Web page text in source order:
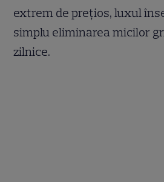
extrem de prețios, luxul
simplu eliminarea micilor
zilnice.